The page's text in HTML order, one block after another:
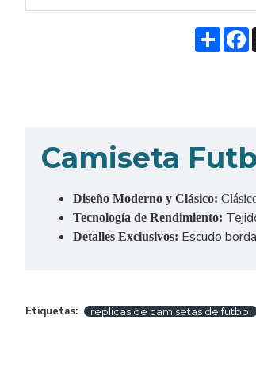
Share
Camiseta
Diseño Moderno y Clásico:
Tecnología de Rendimiento:
Detalles Exclusivos: Escudo
Etiquetas: replicas de camisetas de futbol